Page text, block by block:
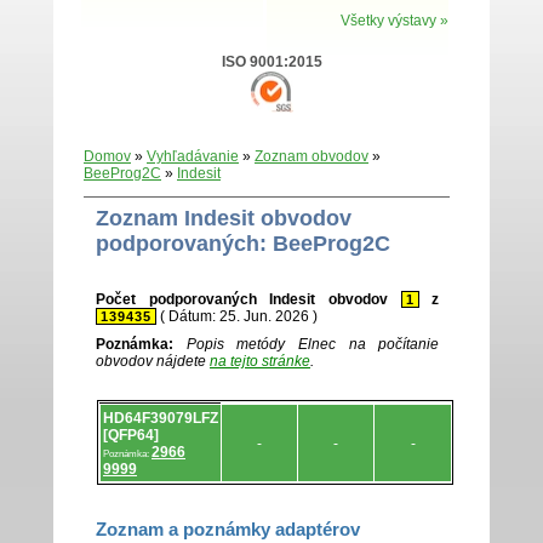
Všetky výstavy »
ISO 9001:2015
Domov » Vyhľadávanie » Zoznam obvodov »
BeeProg2C » Indesit
Zoznam Indesit obvodov
podporovaných: BeeProg2C
Počet podporovaných Indesit obvodov 1 z
139435
( Dátum: 25. Jun. 2026 )
Poznámka:
Popis metódy Elnec na počítanie
obvodov nájdete na tejto stránke.
Zoznam
HD64F39079LFZ
[QFP64]
Poznámka: 2966
9999
- - -
Zoznam a poznámky adaptérov